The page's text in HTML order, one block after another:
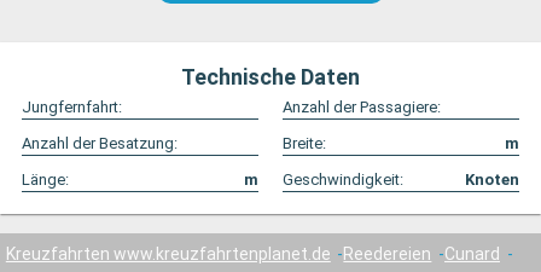
Technische Daten
Jungfernfahrt:
Anzahl der Passagiere:
Anzahl der Besatzung:
Breite:
m
Länge:
m Geschwindigkeit: Knoten
Kreuzfahrten www.kreuzfahrtenplanet.de Reedereien
Cunard